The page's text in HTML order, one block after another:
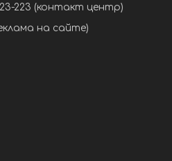
223 (контакт центр)
на сайте)